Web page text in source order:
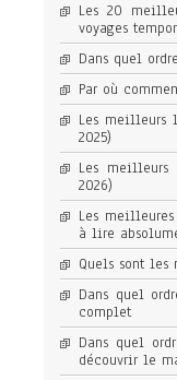
Les 20
voyages
Dans quel
Par où
Les meilleurs
2025)
Les meilleurs
2026)
Les
à lire
Quels sont les
Dans quel
complet
Dans quel
découvrir le